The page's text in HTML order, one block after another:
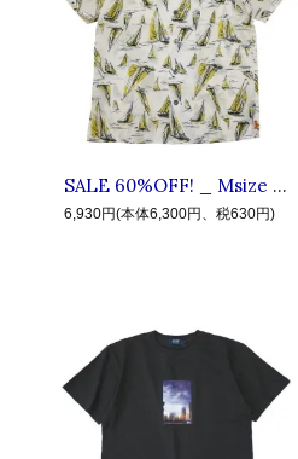
SALE 60%OFF! _ Msize #9 YAC ◆ LIVE IN FAB EARTH リブインファブアース : 半袖 ヨット総柄シャツ White
6,930円(本体6,300円、税630円)